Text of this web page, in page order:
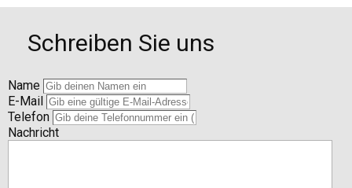
Schreiben Sie uns
Name
E-Mail
Telefon
Nachricht